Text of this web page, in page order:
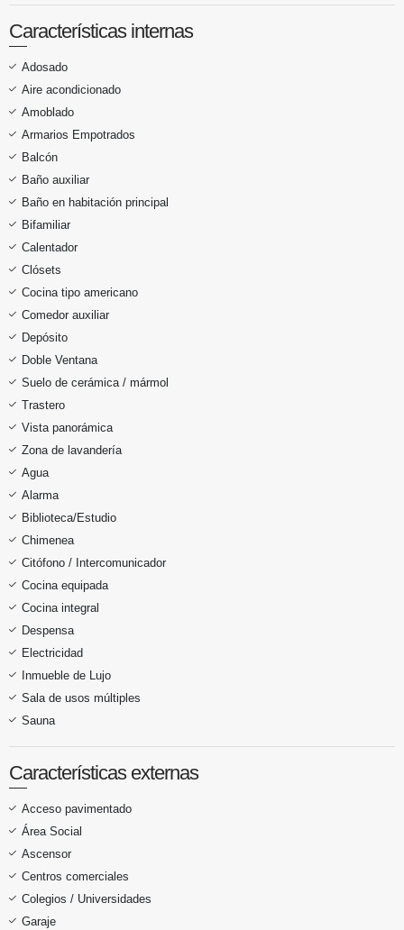
Características internas
Adosado
Aire acondicionado
Amoblado
Armarios Empotrados
Balcón
Baño auxiliar
Baño en habitación principal
Bifamiliar
Calentador
Clósets
Cocina tipo americano
Comedor auxiliar
Depósito
Doble Ventana
Suelo de cerámica / mármol
Trastero
Vista panorámica
Zona de lavandería
Agua
Alarma
Biblioteca/Estudio
Chimenea
Citófono / Intercomunicador
Cocina equipada
Cocina integral
Despensa
Electricidad
Inmueble de Lujo
Sala de usos múltiples
Sauna
Características externas
Acceso pavimentado
Área Social
Ascensor
Centros comerciales
Colegios / Universidades
Garaje